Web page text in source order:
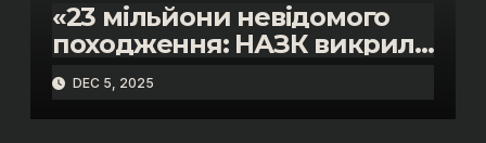
«23 мільйони невідомого
походження: НАЗК викрило
розкішне життя інспектора
митниці “Тиса” Василя
Пупени»
DEC 5, 2025